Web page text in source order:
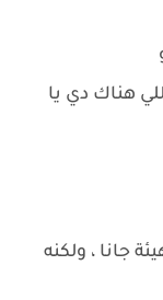
هناك دي يا
، ولكنه